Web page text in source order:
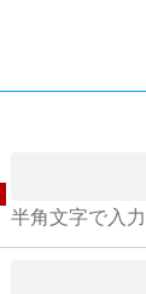
半角文字で入力